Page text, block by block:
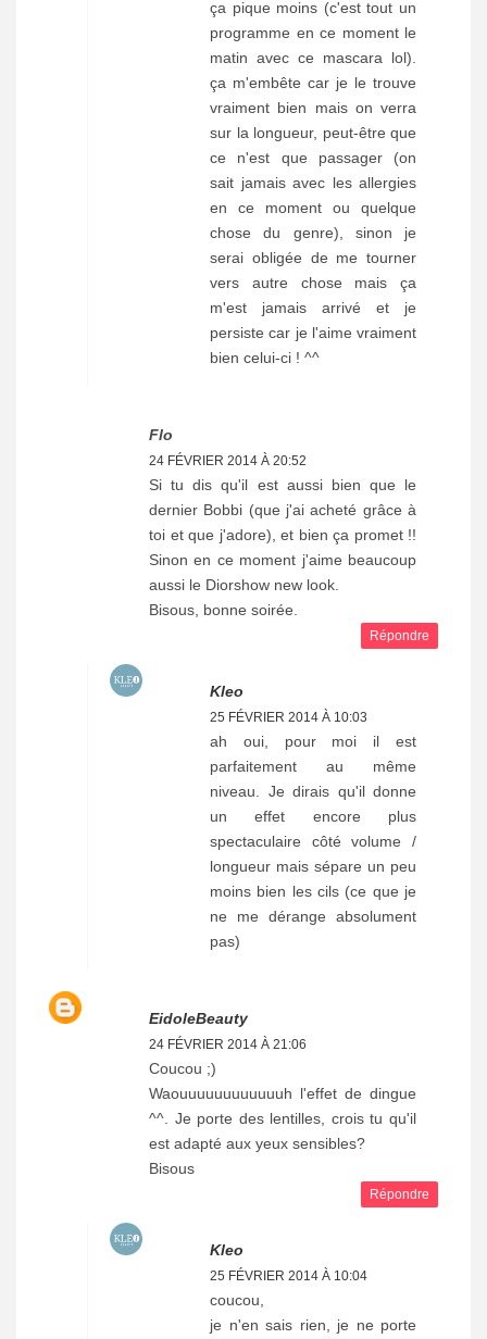
ça pique moins (c'est tout un
programme en ce moment le
matin avec ce mascara lol).
ça m'embête car je le trouve
vraiment bien mais on verra
sur la longueur, peut-être que
ce n'est que passager (on
sait jamais avec les allergies
en ce moment ou quelque
chose du genre), sinon je
serai obligée de me tourner
vers autre chose mais ça
m'est jamais arrivé et je
persiste car je l'aime vraiment
bien celui-ci ! ^^
Flo
24 FÉVRIER 2014 À 20:52
Si tu dis qu'il est aussi bien que le
dernier Bobbi (que j'ai acheté grâce à
toi et que j'adore), et bien ça promet !!
Sinon en ce moment j'aime beaucoup
aussi le Diorshow new look.
Bisous, bonne soirée.
Répondre
Kleo
25 FÉVRIER 2014 À 10:03
ah oui, pour moi il est
parfaitement au même
niveau. Je dirais qu'il donne
un effet encore plus
spectaculaire côté volume /
longueur mais sépare un peu
moins bien les cils (ce que je
ne me dérange absolument
pas)
EidoleBeauty
24 FÉVRIER 2014 À 21:06
Coucou ;)
Waouuuuuuuuuuuuh l'effet de dingue
^^. Je porte des lentilles, crois tu qu'il
est adapté aux yeux sensibles?
Bisous
Répondre
Kleo
25 FÉVRIER 2014 À 10:04
coucou,
je n'en sais rien, je ne porte